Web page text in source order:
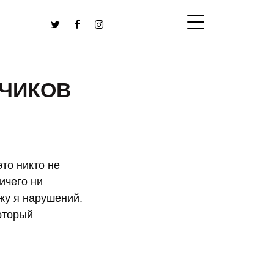
никто не
ни
я нарушений.